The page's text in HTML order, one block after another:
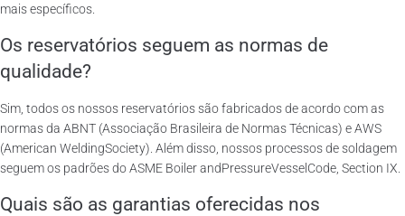
mais específicos.
Os reservatórios seguem as normas de
qualidade?
Sim, todos os nossos reservatórios são fabricados de acordo com as
normas da ABNT (Associação Brasileira de Normas Técnicas) e AWS
(American WeldingSociety). Além disso, nossos processos de soldagem
seguem os padrões do ASME Boiler andPressureVesselCode, Section IX.
Quais são as garantias oferecidas nos